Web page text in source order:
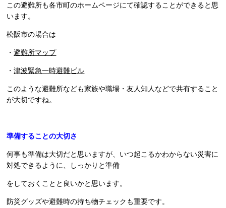
この避難所も各市町のホームページにて確認することができると思
います。
松阪市の場合は
・避難所マップ
・津波緊急一時避難ビル
このような避難所なども家族や職場・友人知人などで共有すること
が大切ですね。
準備することの大切さ
何事も準備は大切だと思いますが、いつ起こるかわからない災害に
対処できるように、しっかりと準備
をしておくことと良いかと思います。
防災グッズや避難時の持ち物チェックも重要です。